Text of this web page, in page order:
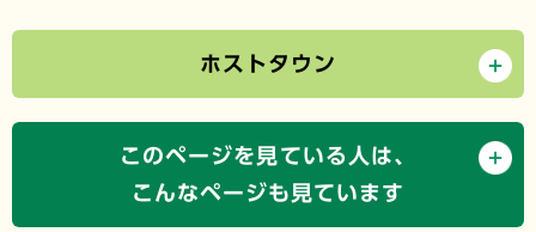
ホストタウン
このページを見ている人は、
こんなページも見ています